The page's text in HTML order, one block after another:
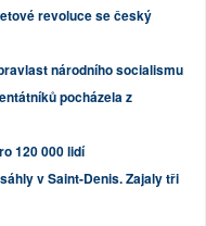
revoluce se český
národního socialismu
pocházela z
120 000 lidí
v Saint-Denis. Zajaly tři